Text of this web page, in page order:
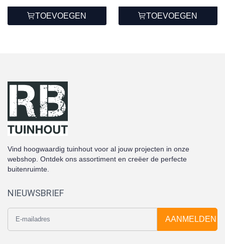
TOEVOEGEN TOEVOEGEN
Vind hoogwaardig tuinhout voor al jouw projecten in onze
webshop. Ontdek ons assortiment en creëer de perfecte
buitenruimte.
NIEUWSBRIEF
AANMELDEN